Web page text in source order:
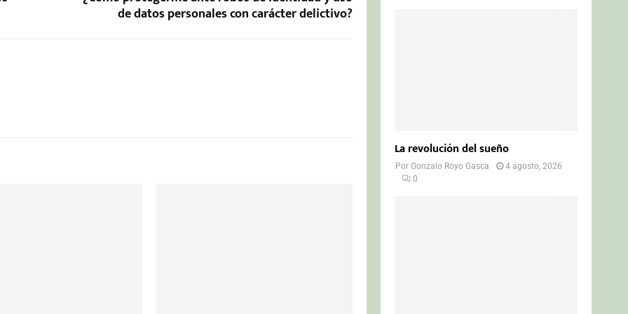
de datos personales con carácter delictivo?
La revolución del sueño
PorGonzalo Royo Gasca
4 agosto, 2026
0